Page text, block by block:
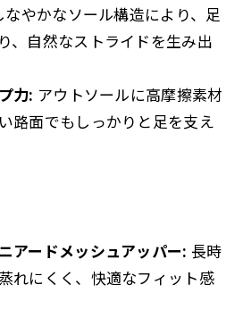
なやかなソール構造により、足
、自然なストライドを生み出
力: アウトソールに高摩擦素材
路面でもしっかりと足を支え
アードメッシュアッパー: 長時
れにくく、快適なフィット感